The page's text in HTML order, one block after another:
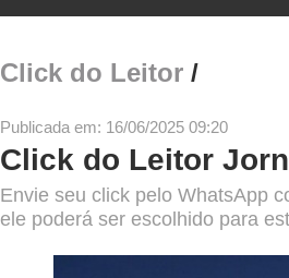
Click do Leitor /
Publicada em: 16/06/2025 09:20
Click do Leitor
Envie seu click pelo WhatsApp
ele poderá ser escolhido para